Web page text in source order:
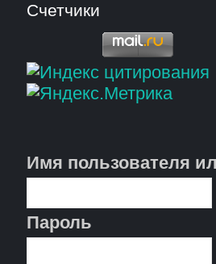
Счетчики
Имя пользователя
Пароль